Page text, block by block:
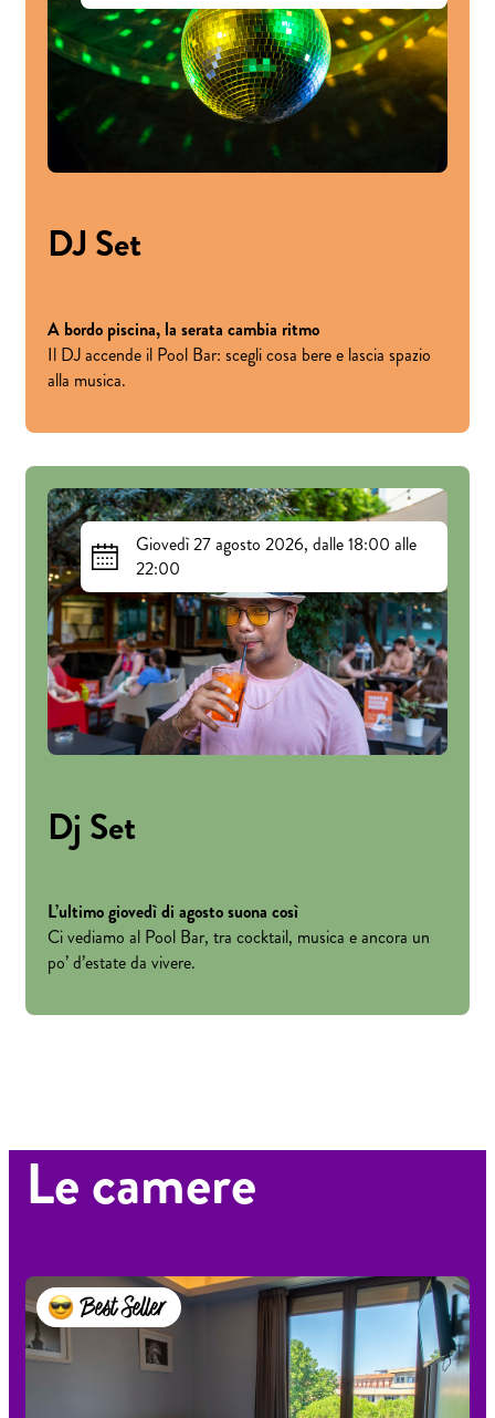
DJ Set
A bordo piscina, la serata cambia ritmo
Il DJ accende il Pool Bar: scegli cosa bere e lascia spazio
alla musica.
Giovedì 27 agosto 2026, dalle 18:00 alle
22:00
Dj Set
L’ultimo giovedì di agosto suona così
Ci vediamo al Pool Bar, tra cocktail, musica e ancora un
po’ d’estate da vivere.
Le camere
Best Seller